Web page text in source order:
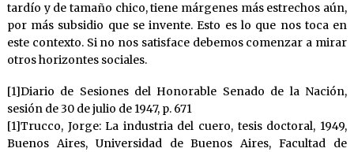
tardío y de tamaño chico, tiene márgenes más estrechos aún,
por más subsidio que se invente. Esto es lo que nos toca en
este contexto. Si no nos satisface debemos comenzar a mirar
otros horizontes sociales.
[1]Diario de Sesiones del Honorable Senado de la Nación,
sesión de 30 de julio de 1947, p. 671
[1]Trucco, Jorge: La industria del cuero, tesis doctoral, 1949,
Buenos Aires, Universidad de Buenos Aires, Facultad de